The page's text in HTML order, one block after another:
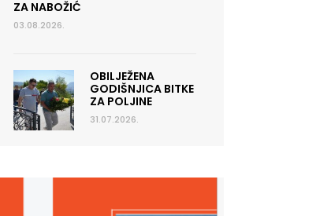
ZA NABOŽIĆ
03.08.2026.
OBILJEŽENA
GODIŠNJICA BITKE
ZA POLJINE
31.07.2026.